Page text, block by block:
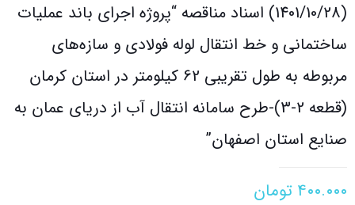
(1401/10/28) اسناد مناقصه “پروژه اجرای باند عملیات
ساختمانی و خط انتقال لوله فولادی و سازه‌های
مربوطه به طول تقریبی 62 کیلومتر در استان کرمان
(قطعه 2-3)-طرح سامانه انتقال آب از دریای عمان به
صنایع استان اصفهان”
۴۰۰.۰۰۰ تومان